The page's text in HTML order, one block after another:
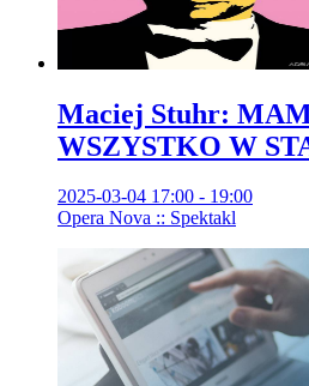
Maciej Stuhr:
WSZYSTKO W
2025-03-04 17:00 - 19:00
Opera Nova :: Spektakl